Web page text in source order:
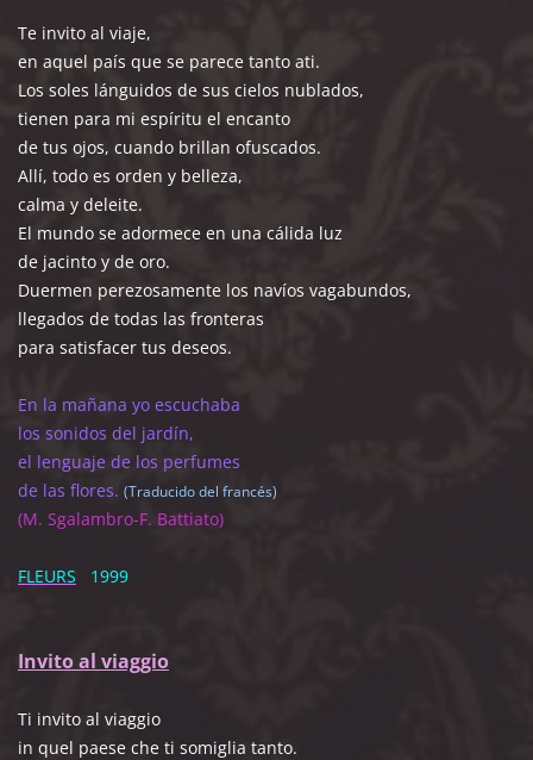
Te invito al viaje,
en aquel país que se parece tanto ati.
Los soles lánguidos de sus cielos nublados,
tienen para mi espíritu el encanto
de tus ojos, cuando brillan ofuscados.
Allí, todo es orden y belleza,
calma y deleite.
El mundo se adormece en una cálida luz
de jacinto y de oro.
Duermen perezosamente los navíos vagabundos,
llegados de todas las fronteras
para satisfacer tus deseos.
En la mañana yo escuchaba
los sonidos del jardín,
el lenguaje de los perfumes
de las flores. (Traducido del francés)
(M. Sgalambro-F. Battiato)
FLEURS 1999
Invito al viaggio
Ti invito al viaggio
in quel paese che ti somiglia tanto.